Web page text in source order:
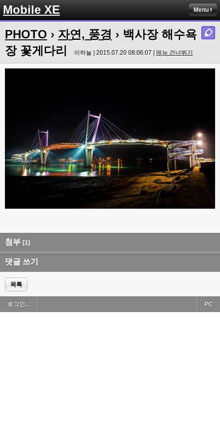
Mobile XE Menu
PHOTO › 자연, 풍경 › 백사장 해수욕
장 꽃게다리
이하늘 | 2015.07.20 08:06:07 | 메뉴 건너뛰기
첨부 [1]
댓글 쓰기
목록
로그인... PC